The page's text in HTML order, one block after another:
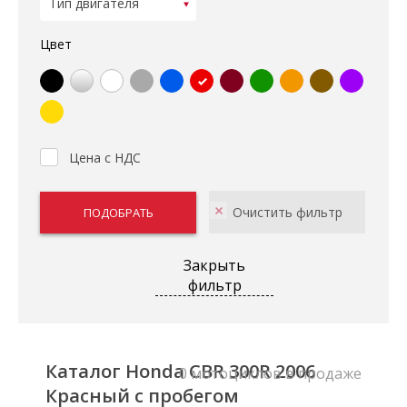
Цвет
Цена с НДС
Закрыть
фильтр
Каталог Honda CBR 300R 2006
Красный с пробегом
0 мотоциклов в продаже